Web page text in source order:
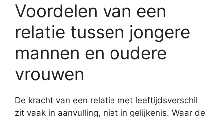
Voordelen van een
relatie tussen jongere
mannen en oudere
vrouwen
De kracht van een relatie met leeftijdsverschil
zit vaak in aanvulling, niet in gelijkenis. Waar de